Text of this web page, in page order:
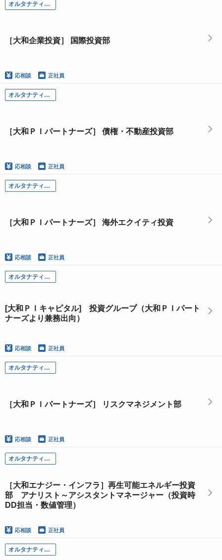
オルタナティブＡＭ部門
［大和企業投資］ 国際投資部
応相談 正社員
オルタナティブＡＭ部門
［大和ＰＩパートナーズ］ 債権・不動産投資部
応相談 正社員
オルタナティブＡＭ部門
［大和ＰＩパートナーズ］ 海外エクイティ投資
応相談 正社員
オルタナティブＡＭ部門
[大和ＰＩキャピタル] 投資グループ（大和ＰＩパート
ナーズより兼務出向）
応相談 正社員
オルタナティブＡＭ部門
［大和ＰＩパートナーズ］ リスクマネジメント部
応相談 正社員
オルタナティブＡＭ部門
［大和エナジー・インフラ］再生可能エネルギー投資
部 アナリスト～アシスタントマネージャー（投資時
DD担当・数値管理）
応相談 正社員
オルタナティブＡＭ部門